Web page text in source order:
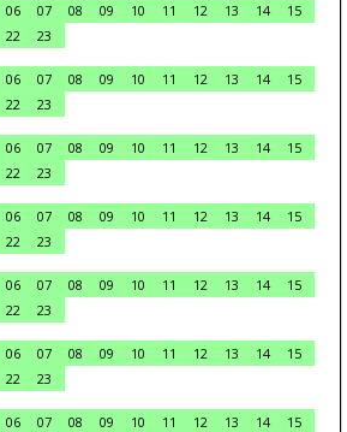
06 07 08 09 10 11 12 13 14
15
22
23
06 07 08 09 10 11 12 13 14
15
22
23
06 07 08 09 10 11 12 13 14
15
22
23
06 07 08 09 10 11 12 13 14
15
22
23
06 07 08 09 10 11 12 13 14
15
22
23
06 07 08 09 10 11 12 13 14
15
22
23
06 07 08 09 10 11 12 13 14 15